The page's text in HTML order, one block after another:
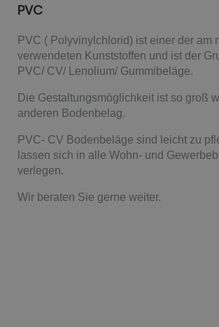
PVC
PVC ( Polyvinylchlorid) ist einer der am
verwendeten Kunststoffen und ist der
PVC/ CV/ Lenolium/ Gummibeläge.
Die Gestaltungsmöglichkeit ist so groß
anderen Bodenbelag.
PVC- CV Bodenbeläge sind leicht zu
lassen sich in alle Wohn- und
verlegen.
Wir beraten Sie gerne weiter.